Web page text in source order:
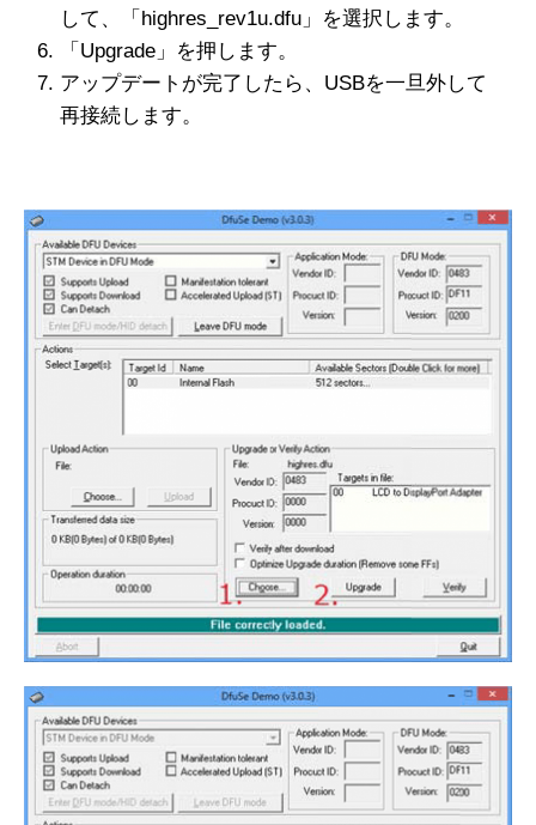
して、「highres_rev1u.dfu」を選択します。
「Upgrade」を押します。
アップデートが完了したら、USBを一旦外して
再接続します。